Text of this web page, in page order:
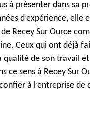
à présenter dans sa
d’expérience, elle
Recey Sur Ource
Ceux qui ont déjà
qualité de son travail
ce sens à Recey Sur
à l’entreprise de